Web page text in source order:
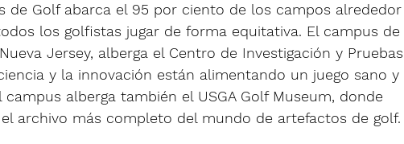
de Golf abarca el 95 por ciento de los campos alrededor
los golfistas jugar de forma equitativa. El campus de
Jersey, alberga el Centro de Investigación y Pruebas
y la innovación están alimentando un juego sano y
alberga también el USGA Golf Museum, donde
archivo más completo del mundo de artefactos de golf.